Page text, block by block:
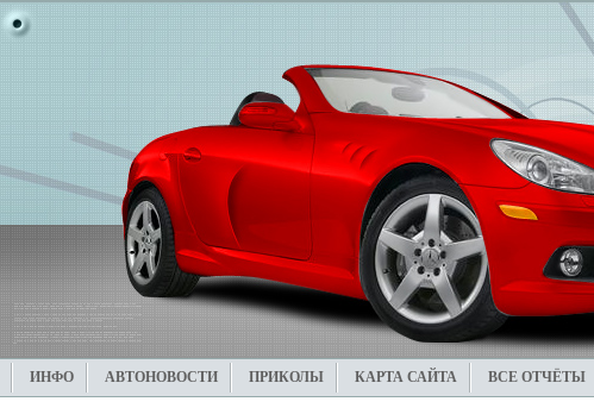
ИНФО АВТОНОВОСТИ ПРИКОЛЫ КАРТА САЙТА ВСЕ ОТЧЁТЫ